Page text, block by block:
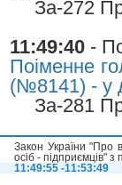
За-272
11:49:40 -
Поіменне
(№8141) - у
За-281
Закон України "Про
осіб - підприємців"
11:49:55 -11:53:49